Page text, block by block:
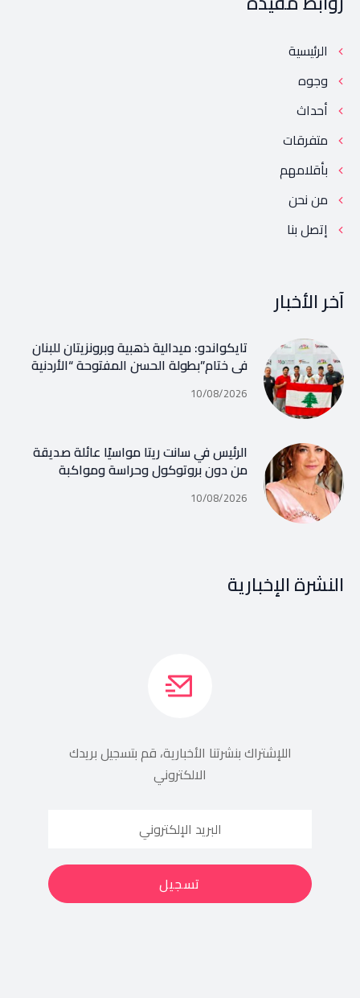
الرئيسية
وجوه
أحداث
متفرقات
بأقلامهم
من نحن
إتصل بنا
آخر الأخبار
تايكواندو: ميدالية ذهبية وبرونزيتان للبنان
في ختام”بطولة الحسن المفتوحة “الأردنية
10/08/2026
الرئيس في سانت ريتا مواسيًا عائلة صديقة
من دون بروتوكول وحراسة ومواكبة
10/08/2026
النشرة الإخبارية
اللإشتراك بنشرتنا الأخبارية، قم بتسجيل بريدك
الالكتروني